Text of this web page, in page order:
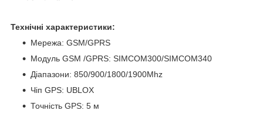
Технічні характеристики:
Мережа: GSM/GPRS
Модуль GSM /GPRS: SIMCOM300/SIMCOM340
Діапазони: 850/900/1800/1900Mhz
Чіп GPS: UBLOX
Точність GPS: 5 м